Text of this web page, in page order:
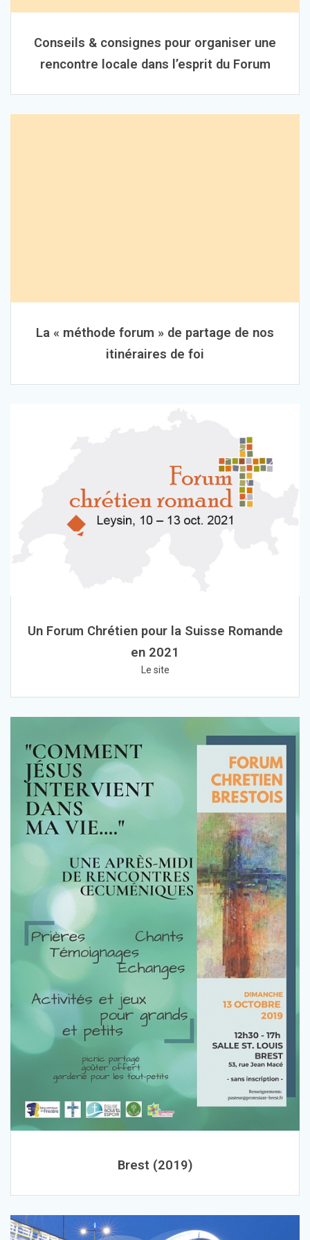
Conseils & consignes pour organiser une
rencontre locale dans l’esprit du Forum
La « méthode forum » de partage de nos
itinéraires de foi
Un Forum Chrétien pour la Suisse Romande
en 2021
Le site
Brest (2019)